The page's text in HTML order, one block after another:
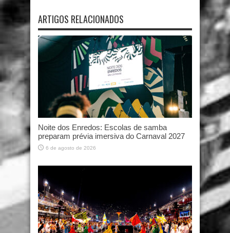
ARTIGOS RELACIONADOS
Noite dos Enredos: Escolas de samba
preparam prévia imersiva do Carnaval 2027
6 de agosto de 2026